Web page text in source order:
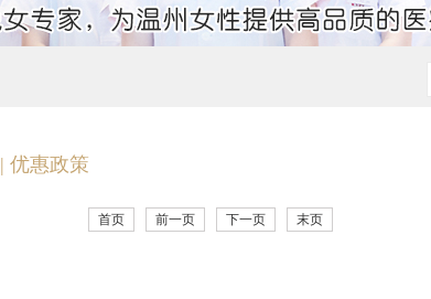
| 优惠政策
首页 前一页 下一页 末页